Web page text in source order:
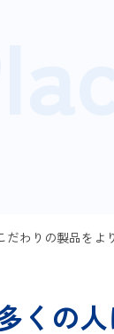
だわりの製品をよ
くの